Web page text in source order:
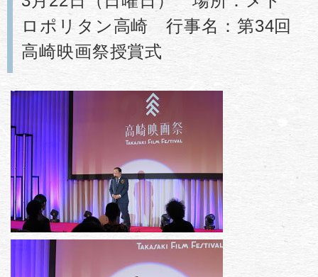
ロポリタン高崎 行事名：第34回
高崎映画祭授賞式